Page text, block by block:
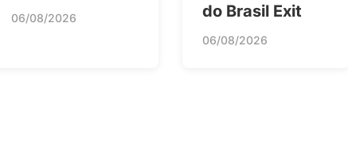
06/08/2026
do Brasil Exit
06/08/2026